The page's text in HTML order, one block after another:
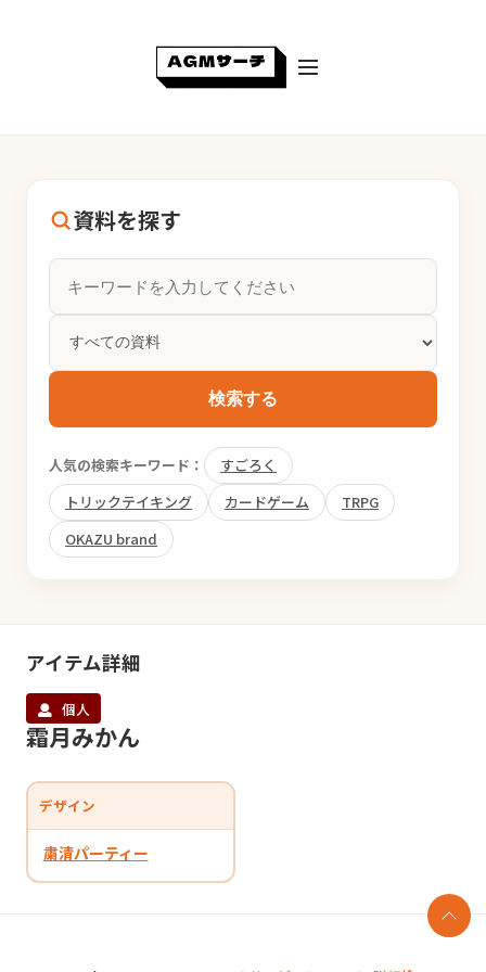
資料を探す
検索する
人気の検索キーワード：
すごろく
トリックテイキング
カードゲーム
TRPG
OKAZU brand
アイテム詳細
個人
霜月みかん
デザイン
粛清パーティー